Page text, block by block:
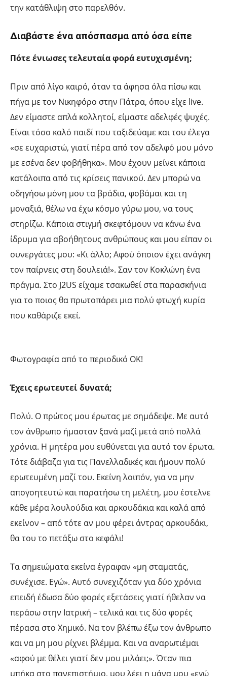
την κατάθλιψη στο παρελθόν.
Διαβάστε ένα απόσπασμα από όσα είπε
Πότε ένιωσες τελευταία φορά ευτυχισμένη;
Πριν από λίγο καιρό, όταν τα άφησα όλα πίσω και
πήγα με τον Νικηφόρο στην Πάτρα, όπου είχε live.
Δεν είμαστε απλά κολλητοί, είμαστε αδελφές ψυχές.
Είναι τόσο καλό παιδί που ταξιδεύαμε και του έλεγα
«σε ευχαριστώ, γιατί πέρα από τον αδελφό μου μόνο
με εσένα δεν φοβήθηκα». Μου έχουν μείνει κάποια
κατάλοιπα από τις κρίσεις πανικού. Δεν μπορώ να
οδηγήσω μόνη μου τα βράδια, φοβάμαι και τη
μοναξιά, θέλω να έχω κόσμο γύρω μου, να τους
στηρίζω. Κάποια στιγμή σκεφτόμουν να κάνω ένα
ίδρυμα για αβοήθητους ανθρώπους και μου είπαν οι
συνεργάτες μου: «Κι άλλο; Αφού όποιον έχει ανάγκη
τον παίρνεις στη δουλειά!». Σαν τον Κοκλώνη ένα
πράγμα. Στο J2US είχαμε τσακωθεί στα παρασκήνια
για το ποιος θα πρωτοπάρει μια πολύ φτωχή κυρία
που καθάριζε εκεί.
Φωτογραφία από το περιοδικό OK!
Έχεις ερωτευτεί δυνατά;
Πολύ. Ο πρώτος μου έρωτας με σημάδεψε. Με αυτό
τον άνθρωπο ήμασταν ξανά μαζί μετά από πολλά
χρόνια. Η μητέρα μου ευθύνεται για αυτό τον έρωτα.
Τότε διάβαζα για τις Πανελλαδικές και ήμουν πολύ
ερωτευμένη μαζί του. Εκείνη λοιπόν, για να μην
απογοητευτώ και παρατήσω τη μελέτη, μου έστελνε
κάθε μέρα λουλούδια και αρκουδάκια και καλά από
εκείνον – από τότε αν μου φέρει άντρας αρκουδάκι,
θα του το πετάξω στο κεφάλι!
Τα σημειώματα εκείνα έγραφαν «μη σταματάς,
συνέχισε. Εγώ». Αυτό συνεχιζόταν για δύο χρόνια
επειδή έδωσα δύο φορές εξετάσεις γιατί ήθελαν να
περάσω στην Ιατρική – τελικά και τις δύο φορές
πέρασα στο Χημικό. Να τον βλέπω έξω τον άνθρωπο
και να μη μου ρίχνει βλέμμα. Και να αναρωτιέμαι
«αφού με θέλει γιατί δεν μου μιλάει;». Όταν πια
μπήκα στο πανεπιστήμιο, μου λέει η μάνα μου «εγώ